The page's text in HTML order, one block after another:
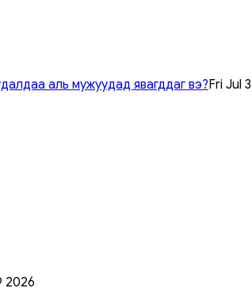
аль мужуудад явагддаг вэ?Fri Jul
2026